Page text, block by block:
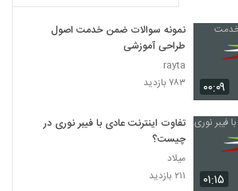
۰۰:۰۹
نمونه سوالات ضمن خدمت اصول
طراحی آموزشی
rayta
۷۸۳ بازدید
۰۱:۱۵
تفاوت اینترنت عادی با فیبر نوری در
چیست؟
میلاد
۲۱۱ بازدید